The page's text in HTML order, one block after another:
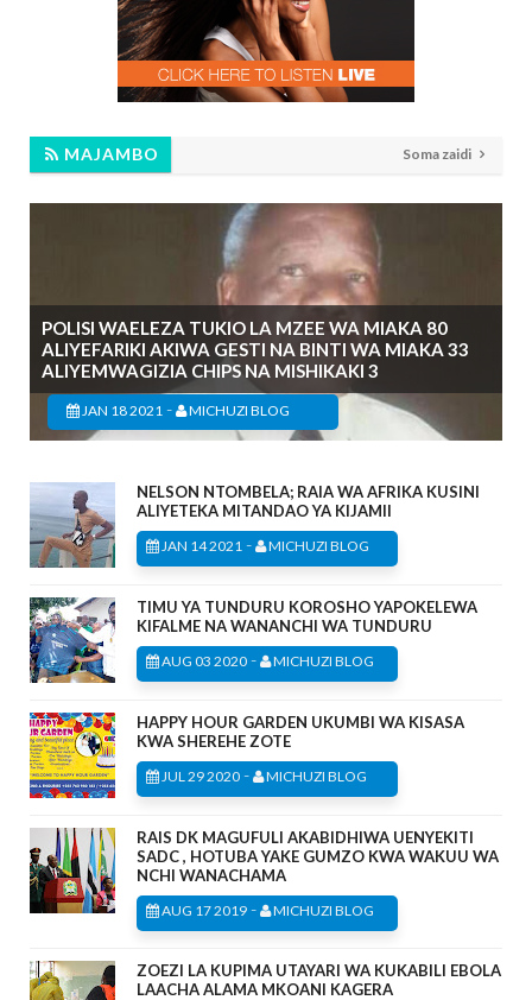
MAJAMBO Soma zaidi
POLISI WAELEZA TUKIO LA MZEE WA MIAKA 80
ALIYEFARIKI AKIWA GESTI NA BINTI WA MIAKA 33
ALIYEMWAGIZIA CHIPS NA MISHIKAKI 3
JAN 18 2021 - MICHUZI BLOG
NELSON NTOMBELA; RAIA WA AFRIKA KUSINI
ALIYETEKA MITANDAO YA KIJAMII
JAN 14 2021 - MICHUZI BLOG
TIMU YA TUNDURU KOROSHO YAPOKELEWA
KIFALME NA WANANCHI WA TUNDURU
AUG 03 2020 - MICHUZI BLOG
HAPPY HOUR GARDEN UKUMBI WA KISASA
KWA SHEREHE ZOTE
JUL 29 2020 - MICHUZI BLOG
RAIS DK MAGUFULI AKABIDHIWA UENYEKITI
SADC , HOTUBA YAKE GUMZO KWA WAKUU WA
NCHI WANACHAMA
AUG 17 2019 - MICHUZI BLOG
ZOEZI LA KUPIMA UTAYARI WA KUKABILI EBOLA
LAACHA ALAMA MKOANI KAGERA